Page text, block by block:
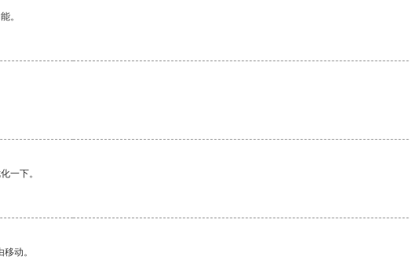
。
一下。
动。